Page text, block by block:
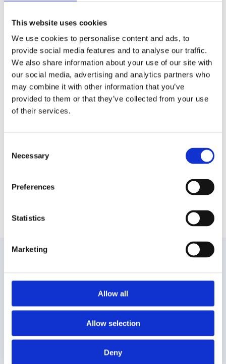
This website uses cookies
We use cookies to personalise content and ads, to
provide social media features and to analyse our traffic.
We also share information about your use of our site with
our social media, advertising and analytics partners who
may combine it with other information that you’ve
provided to them or that they’ve collected from your use
of their services.
Selection
Necessary
Preferences
Statistics
Marketing
Allow all
Allow selection
Deny
Το νησί της Λέσβου φιλοξενεί ένα από τα
γνωστότερα μοναστήρια παγκοσμίως, το
επιβλητικό μοναστήρι του Ταξιάρχη που βρίσκεται
στο βορειοδυτικό τμήμα του νησιού.Αξίζει να το
επισκεφθείτε όχι μόνο για να λάβετε την ευλογία
του Ταξιάρχη αλλά και για τον μοναδικής ομορφιάς
χώρου που το περιβάλλει.
Ένα από τα μεγαλύτερα απολιθωμένα δάση στον
Μετά από αυτό αξίζει να δροσιστείτε κάνοντας μια
παραλίας του Αγ. Ισιδώρου που αποτελεί μία από